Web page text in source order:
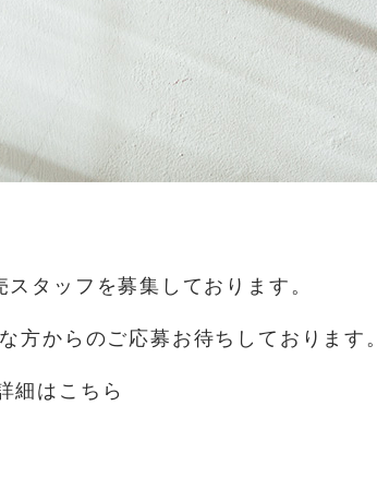
タッフを募集しております。
方からのご応募お待ちしております。
細は こちら